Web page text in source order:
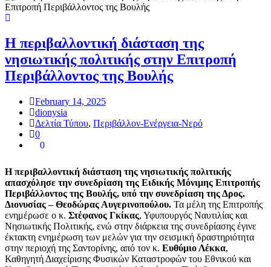
Η περιβαλλοντική διάσταση της
νησιωτικής πολιτικής στην Επιτροπή
Περιβάλλοντος της Βουλής
February 14, 2025
dionysia
Δελτία Τύπου, Περιβάλλον-Ενέργεια-Νερό
0
0
Η περιβαλλοντική διάσταση της νησιωτικής πολιτικής
απασχόλησε την συνεδρίαση της Ειδικής Μόνιμης Επιτροπής
Περιβάλλοντος της Βουλής, υπό την συνεδρίαση της Δρος.
Διονυσίας – Θεοδώρας Αυγερινοπούλου. Τα μέλη της Επιτροπής
ενημέρωσε ο κ. Στέφανος Γκίκας, Υφυπουργός Ναυτιλίας και
Νησιωτικής Πολιτικής, ενώ στην διάρκεια της συνεδρίασης έγινε
έκτακτη ενημέρωση των μελών για την σεισμική δραστηριότητα
στην περιοχή της Σαντορίνης, από τον κ. Ευθύμιο Λέκκα,
Καθηγητή Διαχείρισης Φυσικών Καταστροφών του Εθνικού και